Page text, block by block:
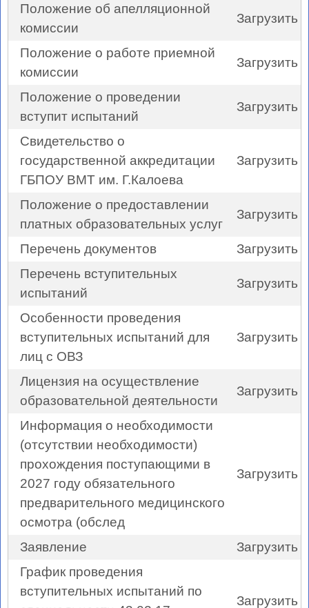
Положение об апелляционной
комиссии
Загрузить
Положение о работе приемной
комиссии
Загрузить
Положение о проведении
вступит испытаний
Загрузить
Свидетельство о
государственной аккредитации
ГБПОУ ВМТ им. Г.Калоева
Загрузить
Положение о предоставлении
платных образовательных услуг
Загрузить
Перечень документов
Загрузить
Перечень вступительных
испытаний
Загрузить
Особенности проведения
вступительных испытаний для
лиц с ОВЗ
Загрузить
Лицензия на осуществление
образовательной деятельности
Загрузить
Информация о необходимости
(отсутствии необходимости)
прохождения поступающими в
2027 году обязательного
предварительного медицинского
осмотра (обслед
Загрузить
Заявление
Загрузить
График проведения
вступительных испытаний по
Загрузить